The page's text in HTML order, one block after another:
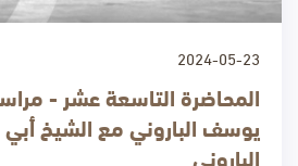
2024-05-23
المحاضرة التاسعة عشر -
يوسف الباروني مع الشيخ
الباروني